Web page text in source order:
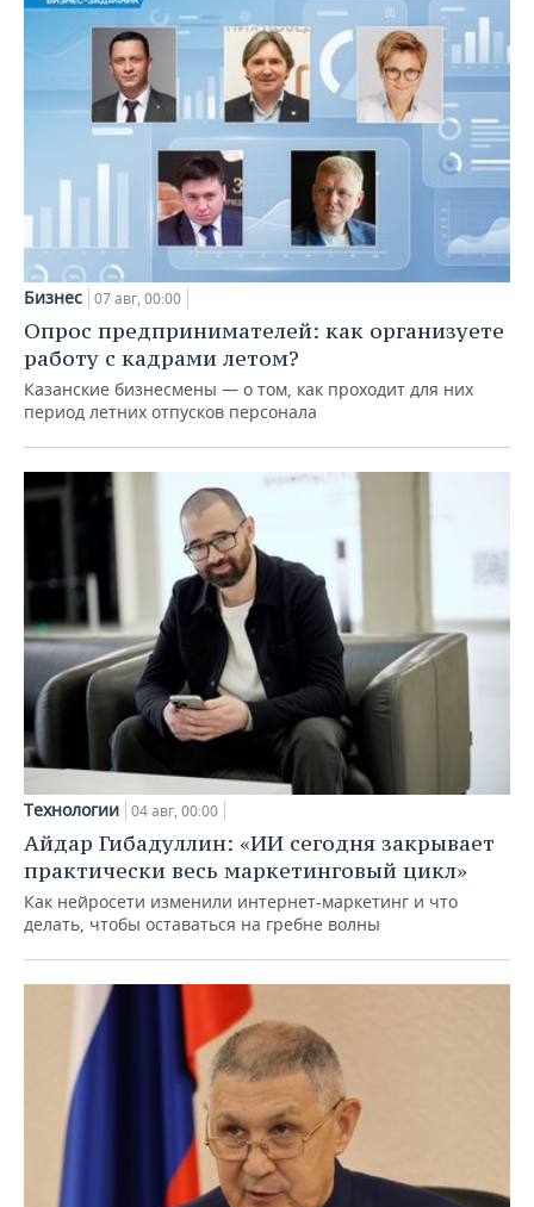
Бизнес 07 авг, 00:00
Опрос предпринимателей: как организуете
работу с кадрами летом?
Казанские бизнесмены — о том, как проходит для них
период летних отпусков персонала
Технологии 04 авг, 00:00
Айдар Гибадуллин: «ИИ сегодня закрывает
практически весь маркетинговый цикл»
Как нейросети изменили интернет-маркетинг и что
делать, чтобы оставаться на гребне волны